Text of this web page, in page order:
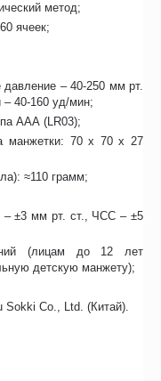
метод;
ячеек;
давление – 40-250 мм рт.
– 40-160 уд/мин;
AAА (LR03);
манжетки: 70 x 70 x 27
≈110 грамм;
– ±3 мм рт. ст., ЧСС – ±5
(лицам до 12 лет
детскую манжету);
Sokki Co., Ltd. (Китай).